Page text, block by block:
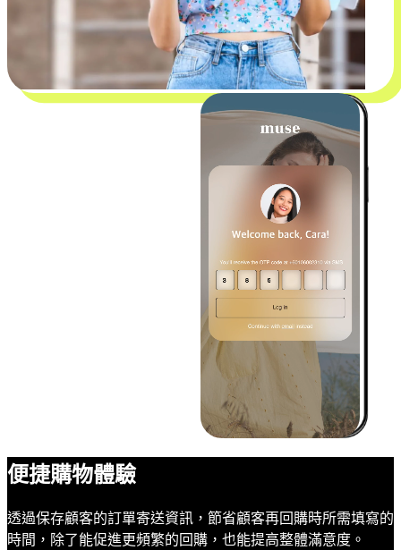
便捷購物體驗
透過保存顧客的訂單寄送資訊，節省顧客再回購時所需填寫的
時間，除了能促進更頻繁的回購，也能提高整體滿意度。